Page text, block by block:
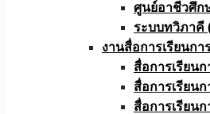
ศูนย์อาชีวศึก
ระบบทวิภาคี
งานสื่อการเรียนกา
สื่อการเรียน
สื่อการเรียน
สื่อการเรียน